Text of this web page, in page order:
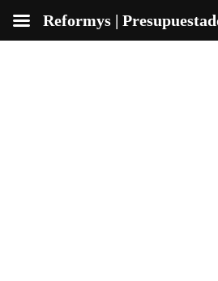
Reformys |